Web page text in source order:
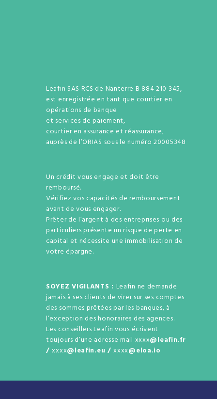
Leafin SAS RCS de Nanterre B 884 210 345,
est enregistrée en tant que courtier en
opérations de banque
et services de paiement,
courtier en assurance et réassurance,
auprès de l’ORIAS sous le numéro 20005348
Un crédit vous engage et doit être
remboursé.
Vérifiez vos capacités de remboursement
avant de vous engager.
Prêter de l’argent à des entreprises ou des
particuliers présente un risque de perte en
capital et nécessite une immobilisation de
votre épargne.
SOYEZ VIGILANTS : Leafin ne demande
jamais à ses clients de virer sur ses comptes
des sommes prêtées par les banques, à
l’exception des honoraires des agences.
Les conseillers Leafin vous écrivent
toujours d’une adresse mail xxxx@leafin.fr
/xxxx@leafin.eu /xxxx@eloa.io